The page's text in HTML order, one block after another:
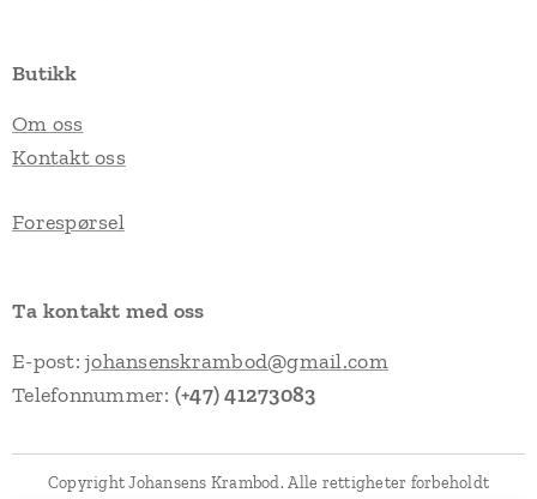
Butikk
Om oss
Kontakt oss
Forespørsel
Ta kontakt med oss
E-post:johansenskrambod@gmail.com
Telefonnummer: (+47) 41273083
Copyright Johansens Krambod. Alle rettigheter forbeholdt